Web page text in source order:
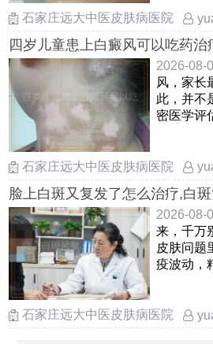
石家庄远大中医皮肤病医院
四岁儿童患上白癜风可以吃药治
2026-08-
风，家长
此，并不
密医学评
石家庄远大中医皮肤病医院
脸上白斑又复发了怎么治疗,白
上白癜风复发处理方式 2026-08-
来，千万
皮肤问题
疫波动，
石家庄远大中医皮肤病医院